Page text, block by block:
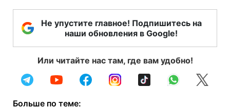
Не упустите главное! Подпишитесь на
наши обновления в Google!
Или читайте нас там, где вам удобно!
Больше по теме: